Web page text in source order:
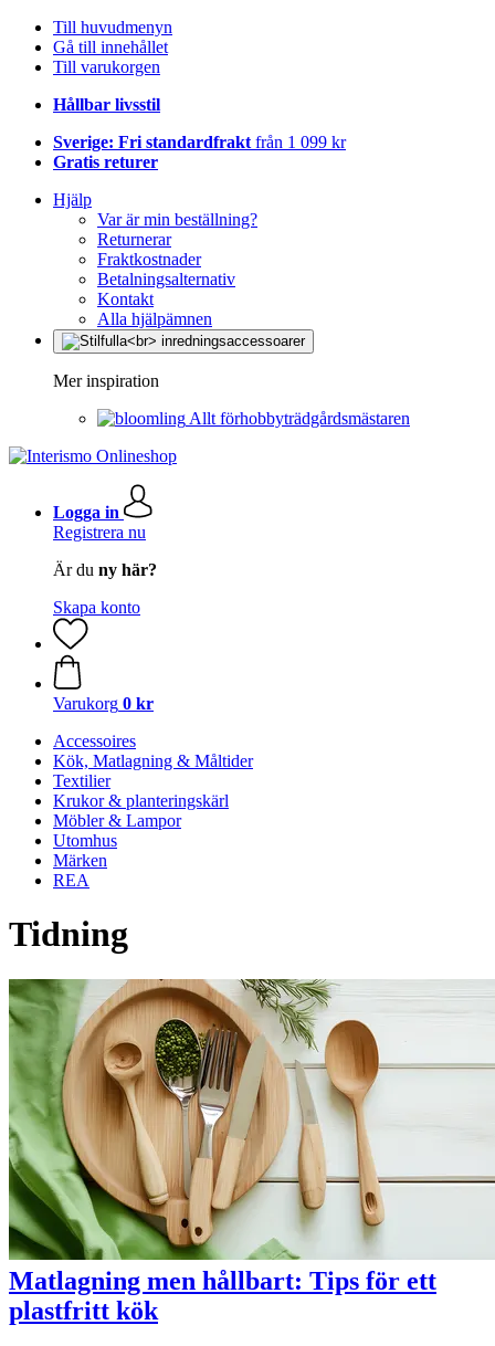
Till huvudmenyn
Gå till innehållet
Till varukorgen
Hållbar livsstil
Sverige: Fri standardfrakt från 1 099 kr
Gratis returer
Hjälp
Var är min beställning?
Returnerar
Fraktkostnader
Betalningsalternativ
Kontakt
Alla hjälpämnen
Mer inspiration
Allt förhobbyträdgårdsmästaren
Logga in
Registrera nu
Är du ny här?
Skapa konto
Varukorg 0 kr
Accessoires
Kök, Matlagning & Måltider
Textilier
Krukor & planteringskärl
Möbler & Lampor
Utomhus
Märken
REA
Tidning
Matlagning men hållbart: Tips för ett
plastfritt kök